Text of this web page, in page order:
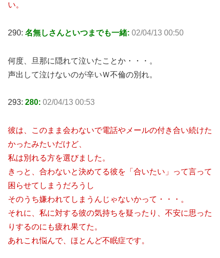
い。
290: 名無しさんといつまでも一緒: 02/04/13 00:50
何度、旦那に隠れて泣いたことか・・・。
声出して泣けないのが辛いＷ不倫の別れ。
293: 280: 02/04/13 00:53
彼は、このまま会わないで電話やメールの付き合い続けた
かったみたいだけど、
私は別れる方を選びました。
きっと、合わないと決めてる彼を「合いたい」って言って
困らせてしまうだろうし
そのうち嫌われてしまうんじゃないかって・・・。
それに、私に対する彼の気持ちを疑ったり、不安に思った
りするのにも疲れ果てた。
あれこれ悩んで、ほとんど不眠症です。